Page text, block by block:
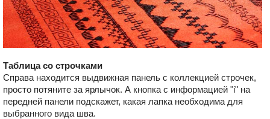
Таблица со строчками
Справа находится выдвижная панель с коллекцией строчек,
просто потяните за ярлычок. А кнопка с информацией "i" на
передней панели подскажет, какая лапка необходима для
выбранного вида шва.